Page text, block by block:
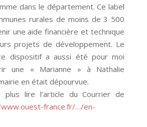
dans le département. Ce label
rurales de moins de 3 500
une aide financière et technique
projets de développement. Le
dispositif a aussi été pour moi
une « Marianne » à Nathalie
en était dépourvue.
plus lire l’article du Courrier de
france.fr/…/en-